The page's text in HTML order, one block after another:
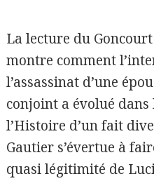
La lecture du
montre comment
l’assassinat d’une
conjoint a évolué dans
l’Histoire d’un fait
Gautier s’évertue à
quasi légitimité de